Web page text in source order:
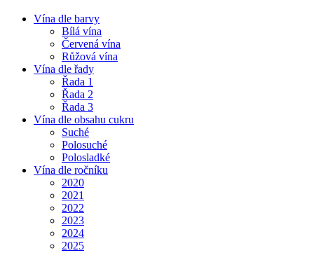
Vína dle barvy
Bílá vína
Červená vína
Růžová vína
Vína dle řady
Řada 1
Řada 2
Řada 3
Vína dle obsahu cukru
Suché
Polosuché
Polosladké
Vína dle ročníku
2020
2021
2022
2023
2024
2025